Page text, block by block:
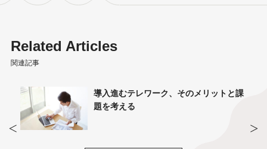
Related Articles
関連記事
テレワークは継続すべき？改めて考える
テレワーク時のオフィスのあり方